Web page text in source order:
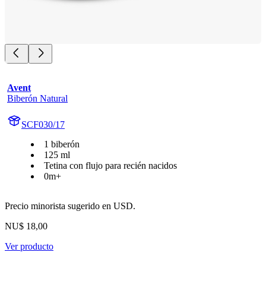
Avent
Biberón Natural
SCF030/17
1 biberón
125 ml
Tetina con flujo para recién nacidos
0m+
Precio minorista sugerido en USD.
NU$ 18,00
Ver producto